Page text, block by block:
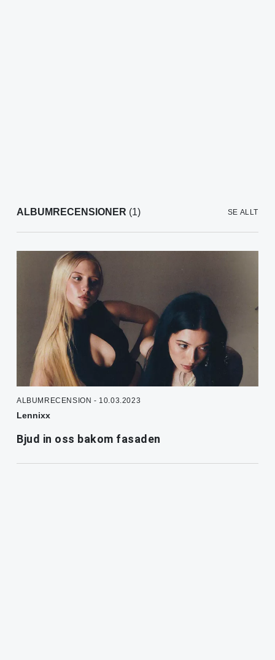
ALBUMRECENSIONER (1) SE ALLT
ALBUMRECENSION - 10.03.2023
Lennixx
Bjud in oss bakom fasaden